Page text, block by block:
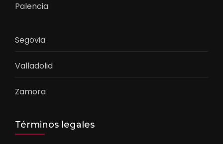
Palencia
Segovia
Valladolid
Zamora
Términos legales